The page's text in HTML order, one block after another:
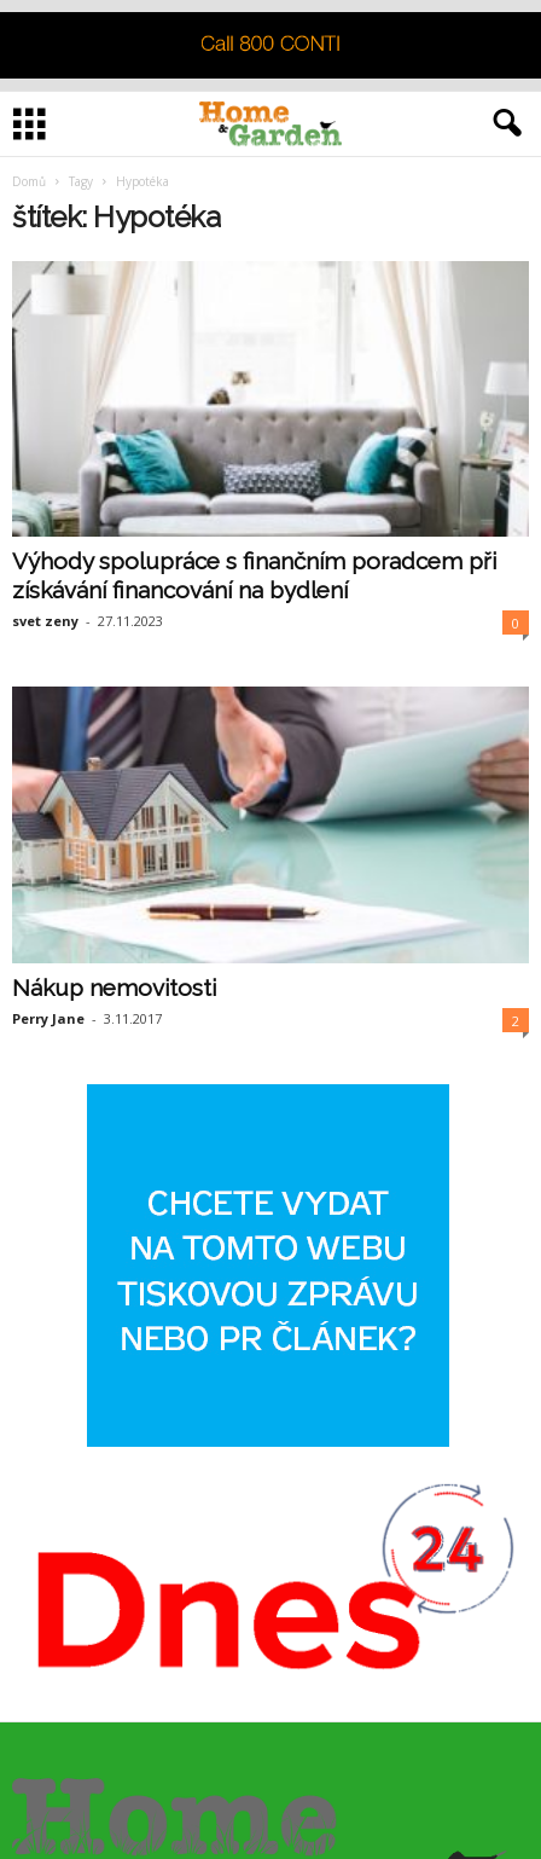
Domů Tagy Hypotéka
štítek: Hypotéka
Výhody spolupráce s finančním poradcem při
získávání financování na bydlení
svet zeny - 27.11.2023 0
Nákup nemovitosti
Perry Jane - 3.11.2017 2